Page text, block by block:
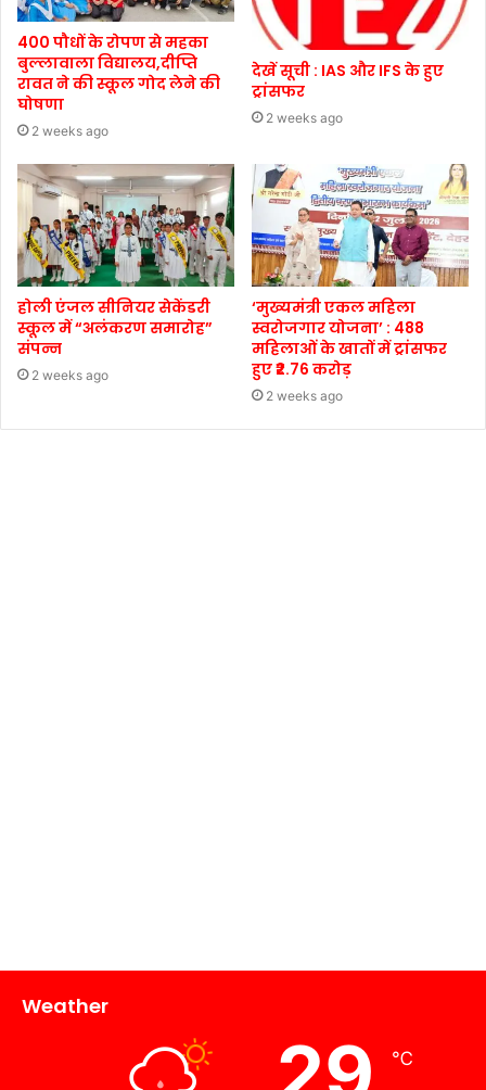
400 पौधों के रोपण से महका
बुल्लावाला विद्यालय,दीप्ति
रावत ने की स्कूल गोद लेने की
घोषणा
2 weeks ago
देखें सूची : IAS और IFS के हुए
ट्रांसफर
2 weeks ago
होली एंजल सीनियर सेकेंडरी
स्कूल में “अलंकरण समारोह”
संपन्न
2 weeks ago
‘मुख्यमंत्री एकल महिला
स्वरोजगार योजना’ : 488
महिलाओं के खातों में ट्रांसफर
हुए ₹2.76 करोड़
2 weeks ago
Weather
℃